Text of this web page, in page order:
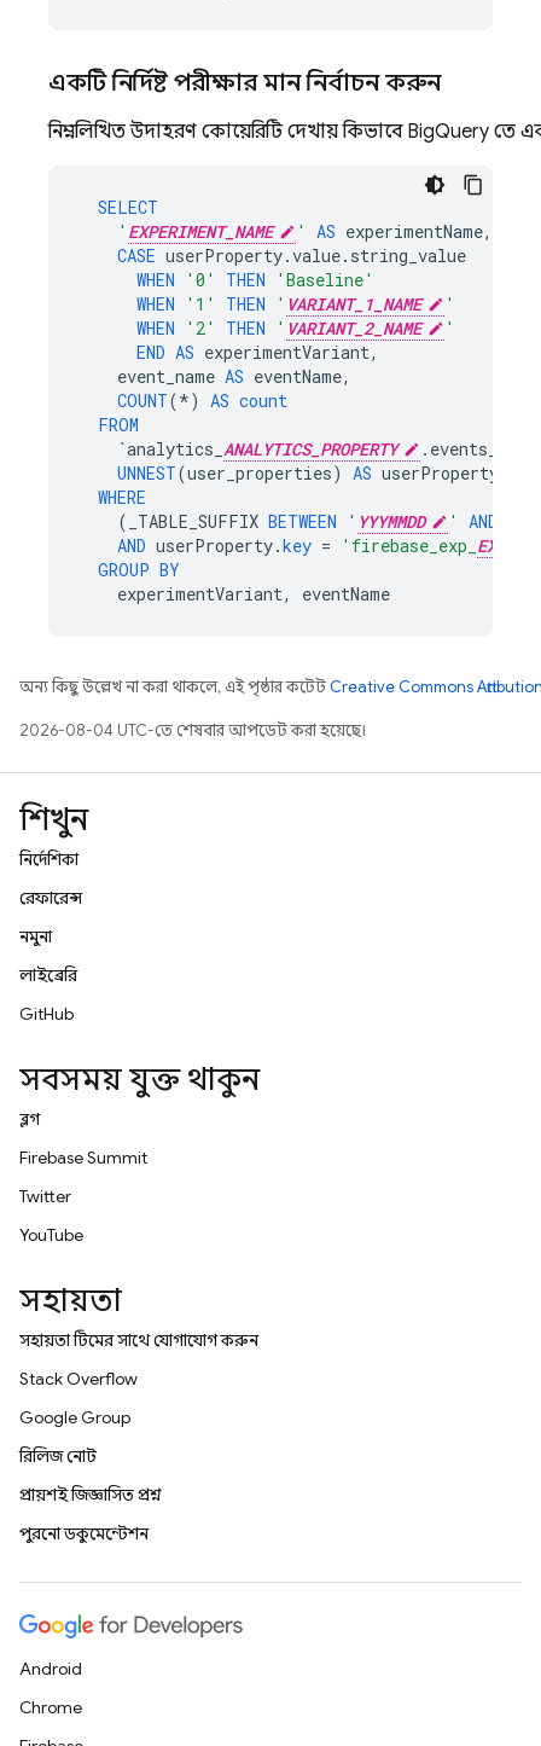
একটি নির্দিষ্ট পরীক্ষার মান নির্বাচন করুন
নিম্নলিখিত উদাহরণ কোয়েরিটি দেখায় কিভাবে BigQuery তে
SELECT
' EXPERIMENT_NAME ' AS experimentName,
CASE userProperty.value. string_value
WHEN
'0' THEN
'Baseline'
WHEN
'1' THEN ' VARIANT_1_NAME
'
WHEN
'2' THEN ' VARIANT_2_NAME
'
END AS experimentVariant,
event_name AS eventName,
COUNT(*) AS count
FROM
`analytics_ ANALYTICS_PROPERTY . events_
UNNEST(user_properties) AS userProperty
WHERE
( _TABLE_SUFFIX BETWEEN ' YYYMMDD ' AND
AND userProperty.key = 'firebase_exp_
GROUP BY
experimentVariant, eventName
অন্য কিছু উল্লেখ না করা থাকলে, এই পৃষ্ঠার কন্টেন্টCreative Commons
2026-08-04 UTC-তে শেষবার আপডেট করা হয়েছে।
শিখুন
নির্দেশিকা
রেফারেন্স
নমুনা
লাইব্রেরি
GitHub
সবসময় যুক্ত থাকুন
ব্লগ
Firebase Summit
Twitter
YouTube
সহায়তা
সহায়তা টিমের সাথে যোগাযোগ করুন
Stack Overflow
Google Group
রিলিজ নোট
প্রায়শই জিজ্ঞাসিত প্রশ্ন
পুরনো ডকুমেন্টেশন
Android
Chrome